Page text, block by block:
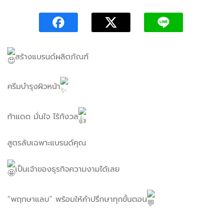
สร้างแบรนด์ผลิตภัณฑ์
ครีมบำรุงผิวหน้า
ท้าแดด มั่นใจ ไร้กังวล
สูตรลับเฉพาะแบรนด์คุณ
เป็นเจ้าของธุรกิจความงามได้เลย
“พฤกษาแลบ” พร้อมให้คำปรึกษาทุกขั้นตอน